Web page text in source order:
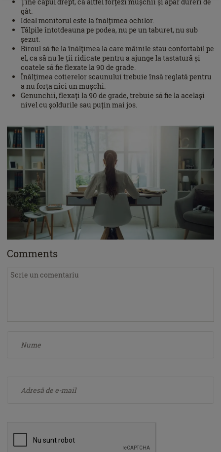
gât.
Ideal monitorul este la înălțimea ochilor.
Tălpile întotdeauna pe podea, nu pe un taburet, nu sub
șezut.
Biroul să fie la înălțimea la care mâinile stau confortabil pe
el, ca să nu le ții ridicate pentru a ajunge la tastatură și
coatele să fie flexate la 90 de grade.
Înălțimea cotierelor scaunului trebuie însă reglată pentru
a nu forța nici un mușchi.
Genunchii, flexați la 90 de grade, trebuie să fie la același
nivel cu șoldurile sau puțin mai jos.
Comments